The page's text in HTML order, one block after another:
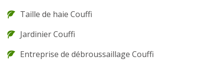
Taille de haie Couffi
Jardinier Couffi
Entreprise de débroussaillage Couffi